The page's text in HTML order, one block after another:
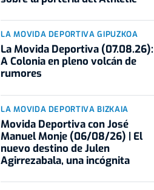
LA MOVIDA DEPORTIVA GIPUZKOA
La Movida Deportiva (07.08.26):
A Colonia en pleno volcán de
rumores
LA MOVIDA DEPORTIVA BIZKAIA
Movida Deportiva con José
Manuel Monje (06/08/26) | El
nuevo destino de Julen
Agirrezabala, una incógnita